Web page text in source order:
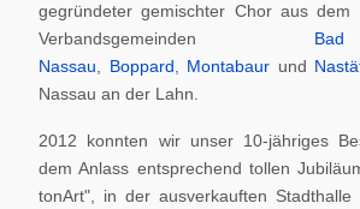
gegründeter gemischter Chor aus dem
Verbandsgemeinden
Nassau
Boppard Montabaur und
Nassau an der Lahn.
2012 konnten wir unser 10-jähriges
dem Anlass entsprechend tollen
tonArt", in der ausverkauften Stadthalle